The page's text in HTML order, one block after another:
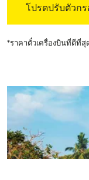
โปรดปรับตัวก
*ราคาตั๋วเครื่องบินที่ดีที่